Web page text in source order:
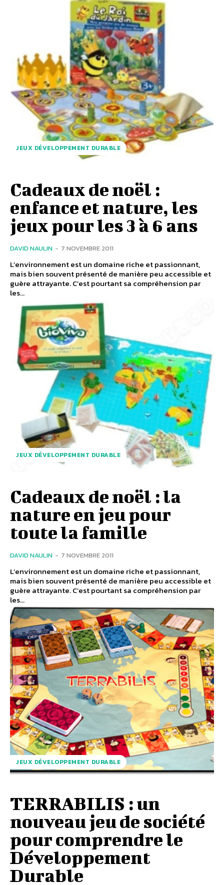
JEUX DÉVELOPPEMENT DURABLE
Cadeaux de noël :
enfance et nature, les
jeux pour les 3 à 6 ans
DAVID NAULIN - 7 NOVEMBRE 2011
L’environnement est un domaine riche et passionnant,
mais bien souvent présenté de manière peu accessible et
guère attrayante. C’est pourtant sa compréhension par
les...
JEUX DÉVELOPPEMENT DURABLE
Cadeaux de noël : la
nature en jeu pour
toute la famille
DAVID NAULIN - 7 NOVEMBRE 2011
L’environnement est un domaine riche et passionnant,
mais bien souvent présenté de manière peu accessible et
guère attrayante. C’est pourtant sa compréhension par
les...
JEUX DÉVELOPPEMENT DURABLE
TERRABILIS : un
nouveau jeu de société
pour comprendre le
Développement
Durable